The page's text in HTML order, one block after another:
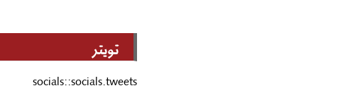
تويتر
socials::socials.tweets